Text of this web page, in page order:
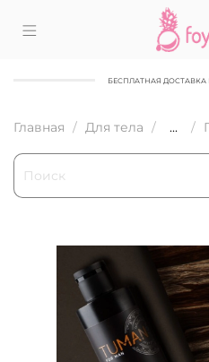
БЕСПЛАТНАЯ ДОСТАВКА
Главная Для тела ...